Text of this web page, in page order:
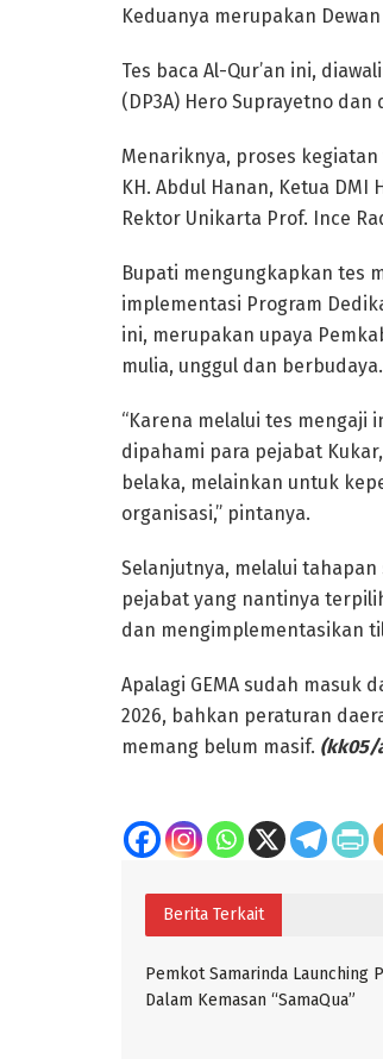
Keduanya merupakan
Tes baca Al-Qur’an ini,
(DP3A) Hero Suprayetno
Menariknya, proses kegiatan
KH. Abdul Hanan, Ketua DMI
Rektor Unikarta Prof. Ince
Bupati mengungkapkan tes
implementasi Program
ini, merupakan upaya
mulia, unggul dan berbudaya.
“Karena melalui tes mengaji
dipahami para pejabat
belaka, melainkan untuk
organisasi,” pintanya.
Selanjutnya, melalui
pejabat yang nantinya
dan mengimplementasikan
Apalagi GEMA sudah masuk
2026, bahkan peraturan
memang belum masif. (kk05/
Berita Terkait
Pemkot Samarinda Launching
Dalam Kemasan “SamaQua”